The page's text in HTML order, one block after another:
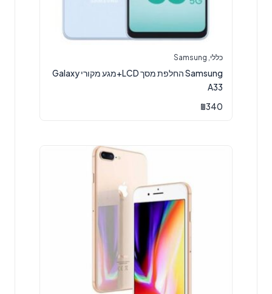
כללי Samsung
Samsung החלפת מסך LCD+מגע מקורי Galaxy
A33
₪340